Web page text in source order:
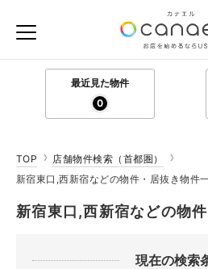
最近見た物件
0
TOP
店舗物件検索（首都圏）
新宿東口,西新宿などの物件・居抜き物件
新宿東口,西新宿などの物
現在の検索